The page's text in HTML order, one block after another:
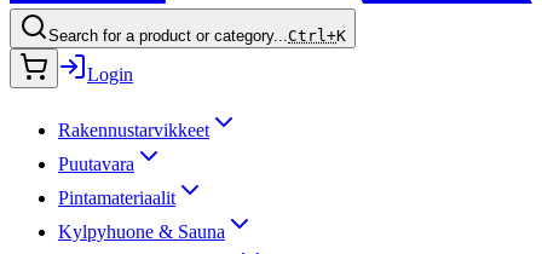
Search for a product or category...Ctrl+K
Login
Rakennustarvikkeet
Puutavara
Pintamateriaalit
Kylpyhuone & Sauna